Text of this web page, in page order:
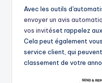
Avec les outils
envoyer un avis
vos invitéset rappelez
Cela peut également
service client, qui
classement de votre